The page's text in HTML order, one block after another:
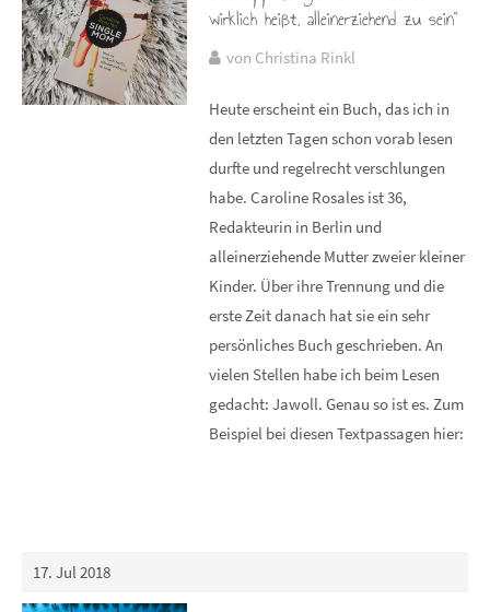
wirklich heißt, alleinerziehend zu sein“
von Christina Rinkl
Heute erscheint ein Buch, das ich in
den letzten Tagen schon vorab lesen
durfte und regelrecht verschlungen
habe. Caroline Rosales ist 36,
Redakteurin in Berlin und
alleinerziehende Mutter zweier kleiner
Kinder. Über ihre Trennung und die
erste Zeit danach hat sie ein sehr
persönliches Buch geschrieben. An
vielen Stellen habe ich beim Lesen
gedacht: Jawoll. Genau so ist es. Zum
Beispiel bei diesen Textpassagen hier:
17. Jul 2018